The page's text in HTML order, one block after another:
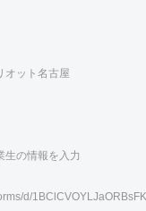
オット名古屋
の情報を入力
d/